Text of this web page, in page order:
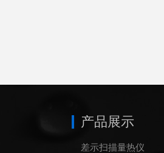
产品展示
差示扫描量热仪